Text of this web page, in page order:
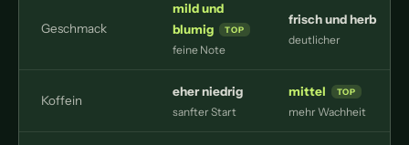
Geschmack
mild und
blumig
feine Note
frisch und herb
deutlicher
Koffein
eher niedrig
sanfter Start
mittel
mehr Wachheit